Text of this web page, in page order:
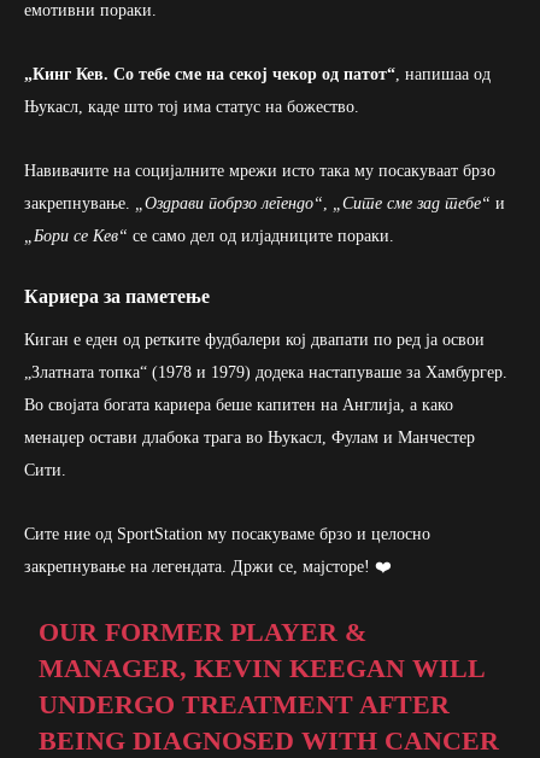
емотивни пораки.
„Кинг Кев. Со тебе сме на секој чекор од патот“, напишаа од
Њукасл, каде што тој има статус на божество.
Навивачите на социјалните мрежи исто така му посакуваат брзо
закрепнување. „Оздрави побрзо легендо“, „Сите сме зад тебе“ и
„Бори се Кев“ се само дел од илјадниците пораки.
Кариера за паметење
Киган е еден од ретките фудбалери кој двапати по ред ја освои
„Златната топка“ (1978 и 1979) додека настапуваше за Хамбургер.
Во својата богата кариера беше капитен на Англија, а како
менаџер остави длабока трага во Њукасл, Фулам и Манчестер
Сити.
Сите ние од SportStation му посакуваме брзо и целосно
закрепнување на легендата. Држи се, мајсторе! ❤️
OUR FORMER PLAYER &
MANAGER, KEVIN KEEGAN WILL
UNDERGO TREATMENT AFTER
BEING DIAGNOSED WITH CANCER